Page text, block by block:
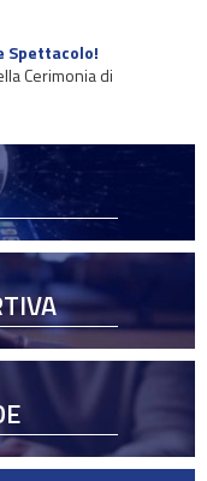
Spettacolo!
Cerimonia di